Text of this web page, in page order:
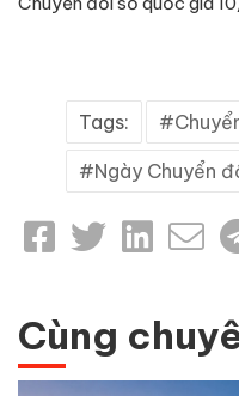
Tags:
Ngày Chuyển
Cùng